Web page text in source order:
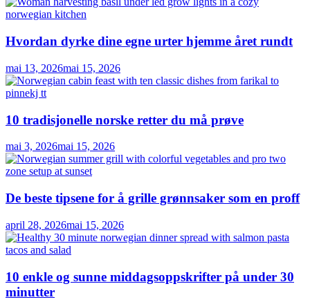
Hvordan dyrke dine egne urter hjemme året rundt
mai 13, 2026mai 15, 2026
10 tradisjonelle norske retter du må prøve
mai 3, 2026mai 15, 2026
De beste tipsene for å grille grønnsaker som en proff
april 28, 2026mai 15, 2026
10 enkle og sunne middagsoppskrifter på under 30
minutter